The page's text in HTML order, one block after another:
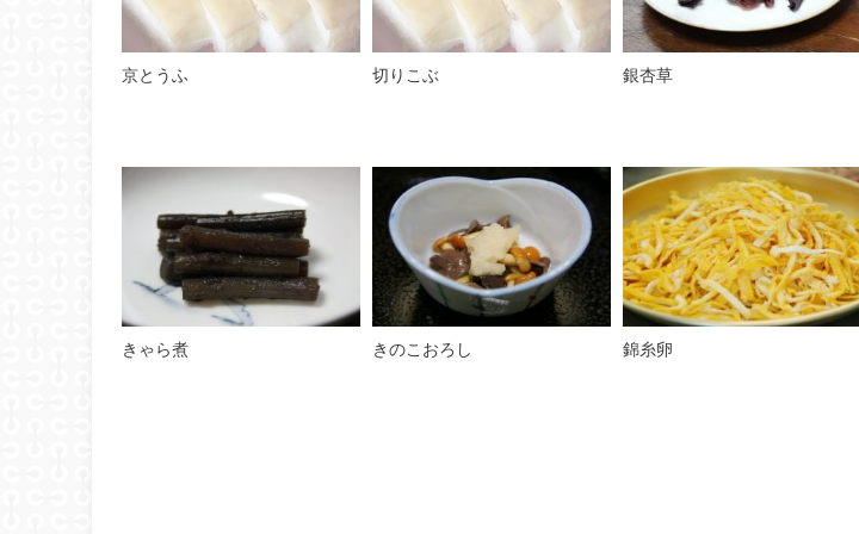
京とうふ 切りこぶ 銀杏草
きゃら煮 きのこおろし 錦糸卵